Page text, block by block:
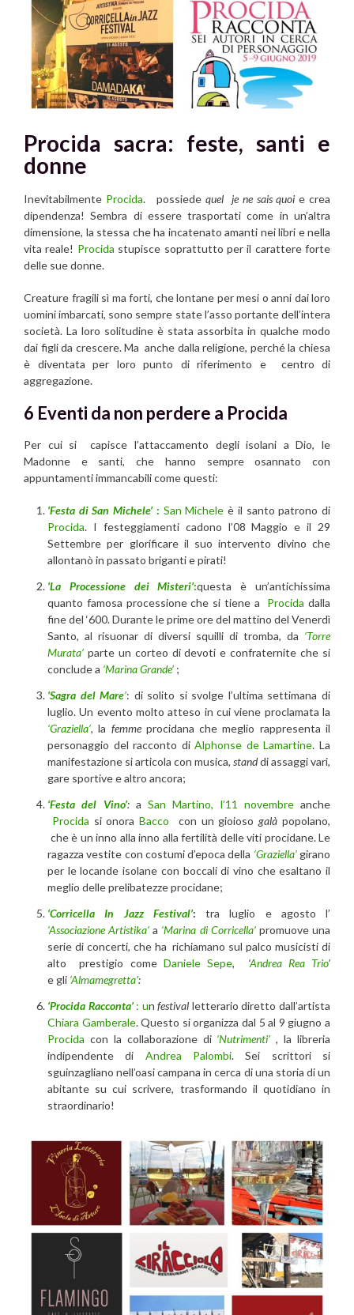
Procida sacra: feste, santi e
donne
Inevitabilmente Procida. possiedequel je ne sais quoi e crea
dipendenza! Sembra di essere trasportati come in un’altra
dimensione, la stessa che ha incatenato amanti nei libri e nella
vita reale! Procida stupisce soprattutto per il carattere forte
delle sue donne.
Creature fragili sì ma forti, che lontane per mesi o anni dai loro
uomini imbarcati, sono sempre state l’asso portante dell’intera
società. La loro solitudine è stata assorbita in qualche modo
dai figli da crescere. Ma anche dalla religione, perché la chiesa
è diventata per loro punto di riferimento e centro di
aggregazione.
6 Eventi da non perdere a Procida
Per cui si capisce l’attaccamento degli isolani a Dio, le
Madonne e santi, che hanno sempre osannato con
appuntamenti immancabili come questi:
‘Festa di San Michele’ : San Michele è il santo patrono di
Procida. I festeggiamenti cadono l’08 Maggio e il 29
Settembre per glorificare il suo intervento divino che
allontanò in passato briganti e pirati!
‘La Processione dei Misteri’:questa è un’antichissima
quanto famosa processione che si tiene a Procida dalla
fine del ‘600. Durante le prime ore del mattino del Venerdì
Santo, al risuonar di diversi squilli di tromba, da ‘Torre
Murata’ parte un corteo di devoti e confraternite che si
conclude a ‘Marina Grande’ ;
‘Sagra del Mare’: di solito si svolge l’ultima settimana di
luglio. Un evento molto atteso in cui viene proclamata la
‘Graziella’, la femmeprocidana che meglio rappresenta il
personaggio del racconto diAlphonse de Lamartine. La
manifestazione si articola con musica, standdi assaggi vari,
gare sportive e altro ancora;
‘Festa del Vino’: a San Martino, l’11 novembreanche
Procida si onoraBacco con un gioiosogalàpopolano,
che è un inno alla inno alla fertilità delle viti procidane. Le
ragazza vestite con costumi d’epoca della ‘Graziella’girano
per le locande isolane con boccali di vino che esaltano il
meglio delle prelibatezze procidane;
‘Corricella In Jazz Festival’: tra luglio e agosto l’
‘Associazione Artistika’ a ‘Marina di Corricella’promuove una
serie di concerti, che ha richiamano sul palco musicisti di
alto prestigio come Daniele Sepe, ‘Andrea Rea Trio’
e gli ‘Almamegretta’:
‘Procida Racconta’ : unfestival letterario diretto dall’artista
Chiara Gamberale. Questo si organizza dal 5 al 9 giugno a
Procida con la collaborazione di ‘Nutrimenti’ , la libreria
indipendente di Andrea Palombi. Sei scrittori si
sguinzagliano nell’oasi campana in cerca di una storia di un
abitante su cui scrivere, trasformando il quotidiano in
straordinario!